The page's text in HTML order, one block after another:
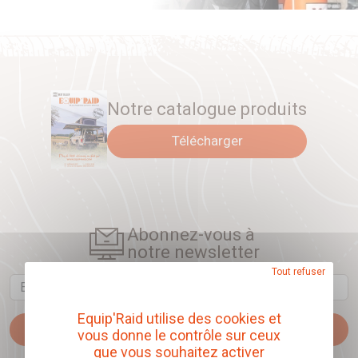
Notre catalogue produits
Télécharger
Abonnez-vous à
notre newsletter
Email
Je m'abonne
Equip'Raid utilise des cookies et
vous donne le contrôle sur ceux
que vous souhaitez activer
Tout refuser